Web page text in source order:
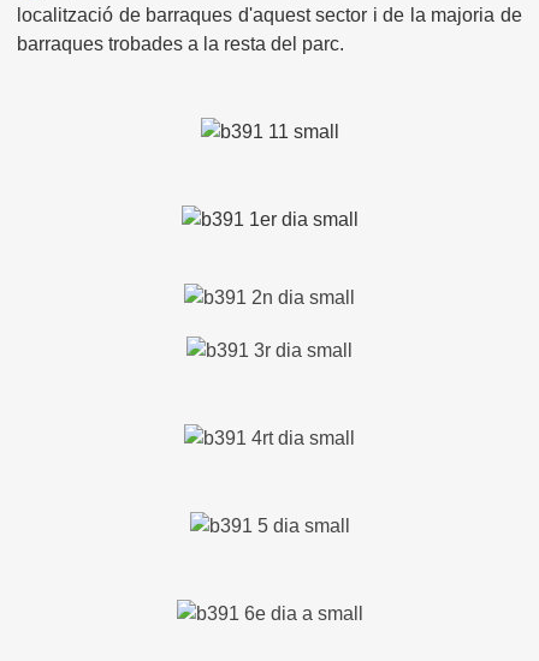
localització de barraques d'aquest sector i de la majoria de
barraques trobades a la resta del parc.